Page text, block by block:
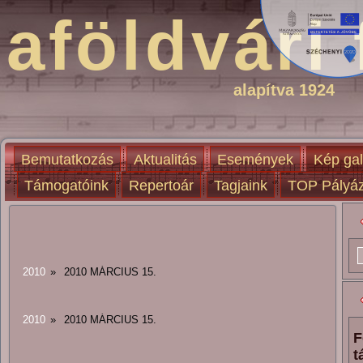
alapítva 1924
Bemutatkozás Aktualitás Események
Kép
Támogatóink
Repertoár Tagjaink TOP
2010 » 2010 MÁRCIUS 15.
2010 » 2010 MÁRCIUS 15.